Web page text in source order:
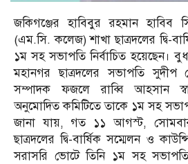
জকিগঞ্জের হাবিবুর রহমান হাবিব
(এম.সি. কলেজ) শাখা ছাত্রদলের দ্বি-
১ম সহ সভাপতি নির্বাচিত হয়েছেন।
মহানগর ছাত্রদলের সভাপতি
সম্পাদক ফজলে রাব্বি আহসান
অনুমোদিত কমিটিতে তাকে ১ম সহ
জানা যায়, গত ১১ আগস্ট,
ছাত্রদলের দ্বি-বার্ষিক সম্মেলন ও
সরাসরি ভোটে তিনি ১ম সহ সভাপতি